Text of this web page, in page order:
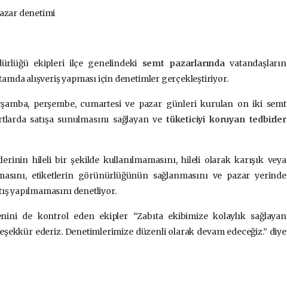
denetimi
ekipleri ilçe genelindeki semt pazarlarındavatandaşların
alışveriş yapması için denetimler gerçekleştiriyor.
perşembe, cumartesi ve pazar günleri kurulan on iki semt
satışa sunulmasını sağlayan ve tüketiciyi koruyan tedbirler
hileli bir şekilde kullanılmamasını, hileli olarak karışık veya
etiketlerin görünürlüğünün sağlanmasını ve pazar yerinde
yapılmamasını denetliyor.
de kontrol eden ekipler “Zabıta ekibimize kolaylık sağlayan
ederiz. Denetimlerimize düzenli olarak devam edeceğiz.” diye